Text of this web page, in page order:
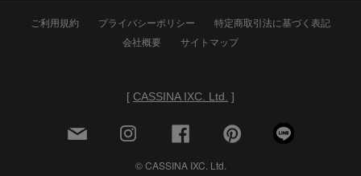
ご利用規約 プライバシーポリシー
特定商取引法に基づく表記
会社概要
サイトマップ
[ CASSINA IXC. Ltd. ]
© CASSINA IXC. Ltd.